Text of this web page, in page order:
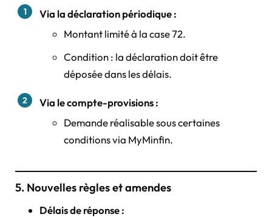
Via la déclaration périodique :
Montant limité à la case 72.
Condition : la déclaration doit être
déposée dans les délais.
Via le compte-provisions :
Demande réalisable sous certaines
conditions via MyMinfin.
5. Nouvelles règles et amendes
Délais de réponse :